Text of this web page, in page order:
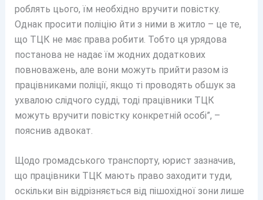
роблять цього, їм необхідно вручити повістку.
Однак просити поліцію йти з ними в житло – це те,
що ТЦК не має права робити. Тобто ця урядова
постанова не надає їм жодних додаткових
повноважень, але вони можуть прийти разом із
працівниками поліції, якщо ті проводять обшук за
ухвалою слідчого судді, тоді працівники ТЦК
можуть вручити повістку конкретній особі”, –
пояснив адвокат.
Щодо громадського транспорту, юрист зазначив,
що працівники ТЦК мають право заходити туди,
оскільки він відрізняється від пішохідної зони лише